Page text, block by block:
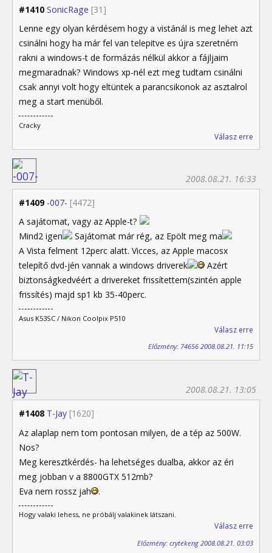
#1410 SonicRage [31]
Lenne egy olyan kérdésem hogy a vistánál is meg lehet azt
csinálni hogy ha már fel van telepitve es újra szeretném
rakni a windows-t de formázás nélkül akkor a fájljaim
megmaradnak? Windows xp-nél ezt meg tudtam csinálni
csak annyi volt hogy eltüntek a parancsikonok az asztalrol
meg a start menüből.
Cracky
Válasz erre
#1409 -007- [4472]
2008.08.21. 16:33
A sajátomat, vagy az Apple-t?
Mind2 igen
Sajátomat már rég, az Epölt meg ma
A Vista felment 12perc alatt. Vicces, az Apple macosx
telepítő dvd-jén vannak a windows driverek
Azért
biztonságkedvéért a drivereket frissítettem(szintén apple
frissítés) majd sp1 kb 35-40perc.
Asus K53SC / Nikon Coolpix P510
Válasz erre
Előzmény: 74656 2008.08.21. 11:15
#1408 T-Jay [1620]
2008.08.21. 13:05
Az alaplap nem tom pontosan milyen, de a tép az 500W.
Nos?
Meg keresztkérdés- ha lehetséges dualba, akkor az éri
meg jobban v a 8800GTX 512mb?
Eva nem rossz jah
.
Hogy valaki lehess, ne próbálj valakinek látszani.
Válasz erre
Előzmény: crytekeng 2008.08.21. 03:03